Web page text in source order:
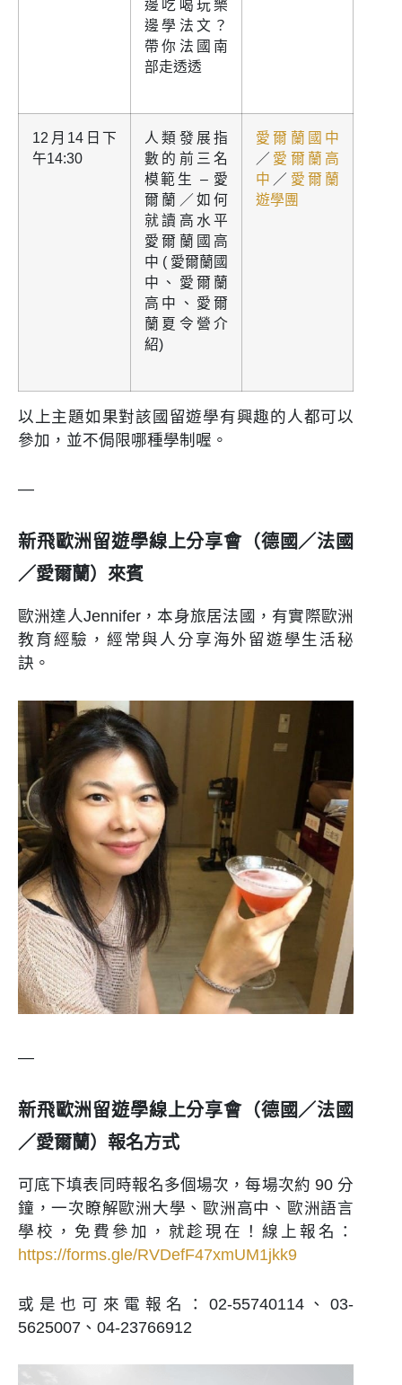
邊吃喝玩樂
邊學法文？
帶你法國南
部走透透
12月14日下
午14:30
人類發展指
數的前三名
模範生 – 愛
爾蘭／如何
就讀高水平
愛爾蘭國高
中 ( 愛爾蘭國
中、愛爾蘭
高中、愛爾
蘭夏令營介
紹)
愛爾蘭國中
／ 愛爾蘭高
中 ／ 愛爾蘭
遊學團
以上主題如果對該國留遊學有興趣的人都可以
參加，並不侷限哪種學制喔。
—
新飛歐洲留遊學線上分享會（德國／法國
／愛爾蘭）來賓
歐洲達人Jennifer，本身旅居法國，有實際歐洲
教育經驗，經常與人分享海外留遊學生活秘
訣。
—
新飛歐洲留遊學線上分享會（德國／法國
／愛爾蘭）報名方式
可底下填表同時報名多個場次，每場次約 90 分
鐘，一次瞭解歐洲大學、歐洲高中、歐洲語言
學校，免費參加，就趁現在！線上報名：
https://forms.gle/RVDefF47xmUM1jkk9
或是也可來電報名：02-55740114、03-
5625007、04-23766912